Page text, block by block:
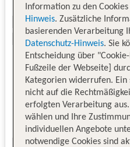
Information zu den
Hinweis. Zusätzliche
basierenden Verarbeitung
Datenschutz-Hinweis. Sie
Entscheidung über
Fußzeile der Webseite]
Kategorien widerrufen.
nicht auf die
erfolgten Verarbeitung
wählen und Ihre
individuellen Angebote
notwendige Cookies sind